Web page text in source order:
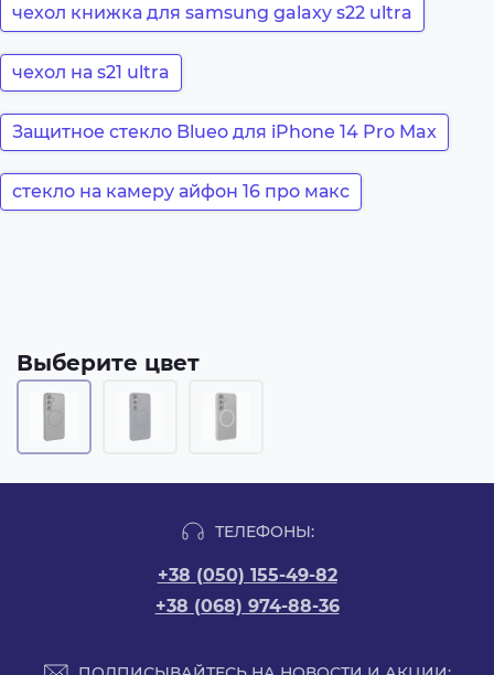
чехол книжка для samsung galaxy s22 ultra
чехол на s21 ultra
Защитное стекло Blueo для iPhone 14 Pro Max
стекло на камеру айфон 16 про макс
Выберите цвет
ТЕЛЕФОНЫ:
+38 (050) 155-49-82
+38 (068) 974-88-36